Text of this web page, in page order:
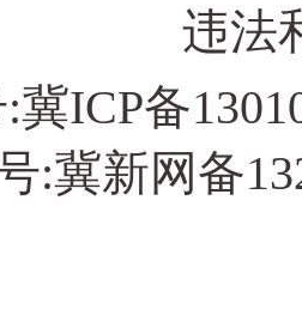
违法
冀ICP备
:冀新网备